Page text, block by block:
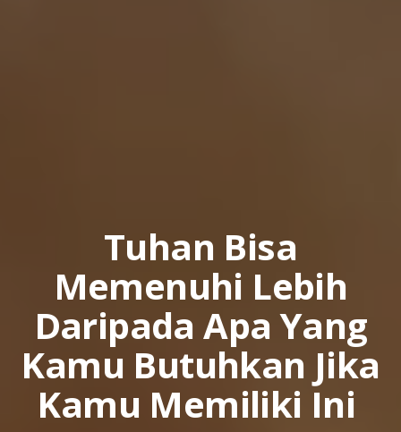
Tuhan Bisa
Memenuhi Lebih
Daripada Apa Yang
Kamu Butuhkan Jika
Kamu Memiliki Ini